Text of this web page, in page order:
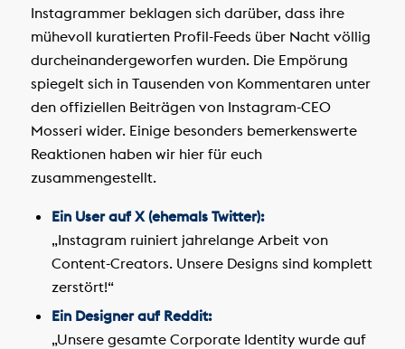
Instagrammer beklagen sich darüber, dass ihre
mühevoll kuratierten Profil-Feeds über Nacht völlig
durcheinandergeworfen wurden. Die Empörung
spiegelt sich in Tausenden von Kommentaren unter
den offiziellen Beiträgen von Instagram-CEO
Mosseri wider. Einige besonders bemerkenswerte
Reaktionen haben wir hier für euch
zusammengestellt.
Ein User auf X (ehemals Twitter):
„Instagram ruiniert jahrelange Arbeit von
Content-Creators. Unsere Designs sind komplett
zerstört!“
Ein Designer auf Reddit:
„Unsere gesamte Corporate Identity wurde auf